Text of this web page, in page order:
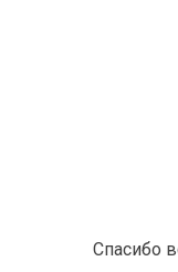
Спасибо